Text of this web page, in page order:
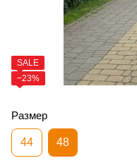
SALE
−23%
Размер
44 48